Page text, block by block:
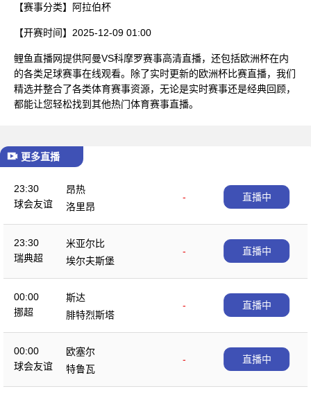
【赛事分类】 阿拉伯杯
【开赛时间】 2025-12-09 01:00
鲤鱼直播网提供阿曼VS科摩罗赛事高清直播，还包括欧洲杯在内
的各类足球赛事在线观看。除了实时更新的欧洲杯比赛直播，我们
精选并整合了各类体育赛事资源，无论是实时赛事还是经典回顾，
都能让您轻松找到其他热门体育赛事直播。
更多直播
23:30
球会友谊
昂热
-
洛里昂
直播中
23:30
瑞典超
米亚尔比
-
埃尔夫斯堡
直播中
00:00
挪超
斯达
-
腓特烈斯塔
直播中
00:00
球会友谊
欧塞尔
-
特鲁瓦
直播中